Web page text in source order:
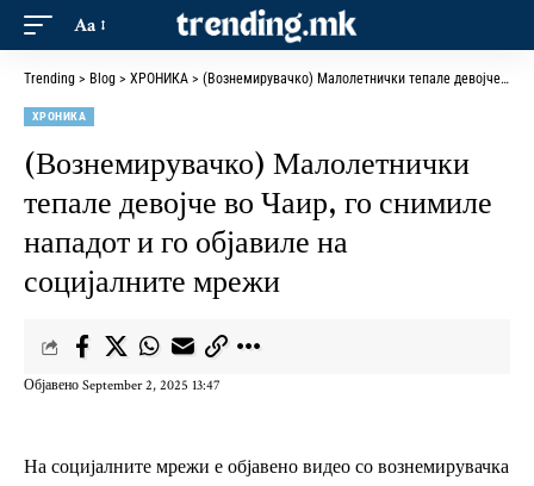
Aa
Trending > Blog > ХРОНИКА > (Вознемирувачко) Малолетнички тепале девојче во Чаир, го снимиле нападот и го објавиле на социјалните мрежи
ХРОНИКА
(Вознемирувачко) Малолетнички
тепале девојче во Чаир, го снимиле
нападот и го објавиле на
социјалните мрежи
Објавено September 2, 2025 13:47
На социјалните мрежи е објавено видео со вознемирувачка